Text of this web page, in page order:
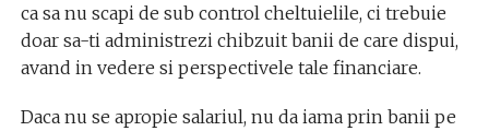
ca sa nu scapi de sub control cheltuielile, ci trebuie
doar sa-ti administrezi chibzuit banii de care dispui,
avand in vedere si perspectivele tale financiare.
Daca nu se apropie salariul, nu da iama prin banii pe